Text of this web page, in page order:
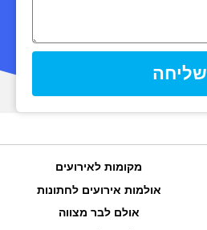
שליחה
מקומות לאירועים
אולמות אירועים לחתונות
אולם לבר מצווה